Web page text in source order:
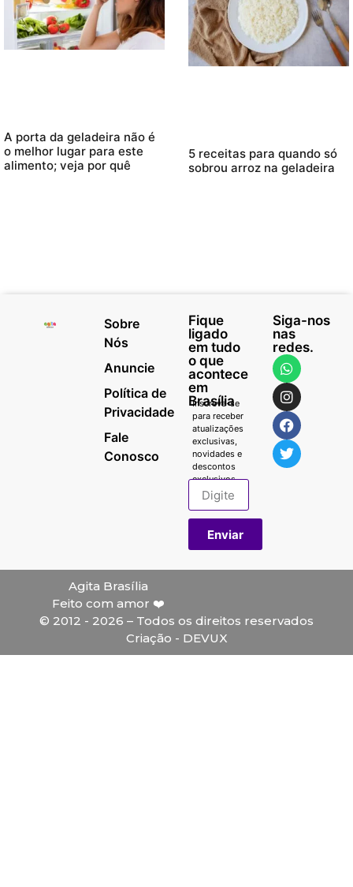
A porta da geladeira não é
o melhor lugar para este
alimento; veja por quê
5 receitas para quando só
sobrou arroz na geladeira
Sobre
Nós
Anuncie
Política de
Privacidade
Fale
Conosco
Fique
ligado
em tudo
o que
acontece
em
Brasília
Inscreva-se
para receber
atualizações
exclusivas,
novidades e
descontos
exclusivos.
Enviar
Siga-nos
nas
redes.
Agita Brasília
Feito com amor ❤️
© 2012 - 2026 – Todos os direitos reservados
Criação - DEVUX